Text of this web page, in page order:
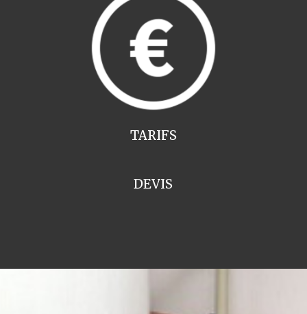
TARIFS
DEVIS